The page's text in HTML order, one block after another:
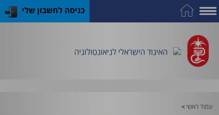
כניסה לחשבון שלי
האיגוד הישראלי לניאונטולוגיה
על
האיגוד
פרסומי
האיגוד
התמחות
במקצוע
כח
אדם
וציוד
כלים
שימושיים
כנס
האיגוד
עמוד ראשי>